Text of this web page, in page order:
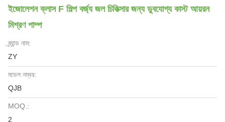
ইজোলেশন ক্লাস F শিল্প বর্জ্য জল চিকিত্সার জন্য ডুবযোগ্য কাস্ট আয়রন
মিশ্রণ পাম্প
ব্র্যান্ড নাম:
ZY
মডেল নম্বর:
QJB
MOQ.:
2